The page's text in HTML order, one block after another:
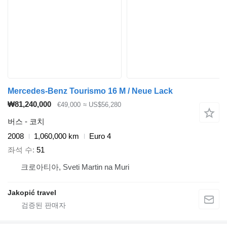
Mercedes-Benz Tourismo 16 M / Neue Lack
₩81,240,000
€49,000 ≈ US$56,280
버스 - 코치
2008
1,060,000 km
Euro 4
좌석 수 51
크로아티아, Sveti Martin na Muri
Jakopić travel